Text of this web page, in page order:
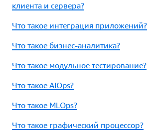
клиента и сервера?
Что такое интеграция приложений?
Что такое бизнес-аналитика?
Что такое модульное тестирование?
Что такое AIOps?
Что такое MLOps?
Что такое графический процессор?